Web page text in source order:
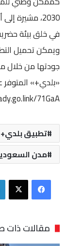
2030، مشيرة
في خلق بيئة
ويمكن تحميل
جودتها من خلال
«بلدي+» المتوفر
71GaA
تطبيق بلدي+
مدن
فيسبوك‫X
مقالات ذات